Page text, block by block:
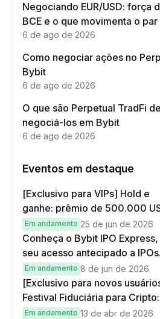
Negociando EUR/USD: força
BCE e o que movimenta o par
6 de ago de 2026
Como negociar ações no
Bybit
6 de ago de 2026
O que são Perpetual TradFi
negociá-los em Bybit
6 de ago de 2026
Eventos em destaque
[Exclusivo para VIPs] Hold e
ganhe: prêmio de 500.000
Em andamento 25 de jun de 2026
Conheça o Bybit IPO Express,
seu acesso antecipado a IPOs
globais
Em andamento 8 de jun de 2026
[Exclusivo para novos
Festival Fiduciária para Cripto:
complete tarefas simples e
Em andamento 13 de abr de 2026